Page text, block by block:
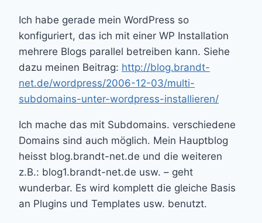
Ich habe gerade mein WordPress so
konfiguriert, das ich mit einer WP Installation
mehrere Blogs parallel betreiben kann. Siehe
dazu meinen Beitrag: http://blog.brandt-
net.de/wordpress/2006-12-03/multi-
subdomains-unter-wordpress-installieren/
Ich mache das mit Subdomains. verschiedene
Domains sind auch möglich. Mein Hauptblog
heisst blog.brandt-net.de und die weiteren
z.B.: blog1.brandt-net.de usw. – geht
wunderbar. Es wird komplett die gleiche Basis
an Plugins und Templates usw. benutzt.